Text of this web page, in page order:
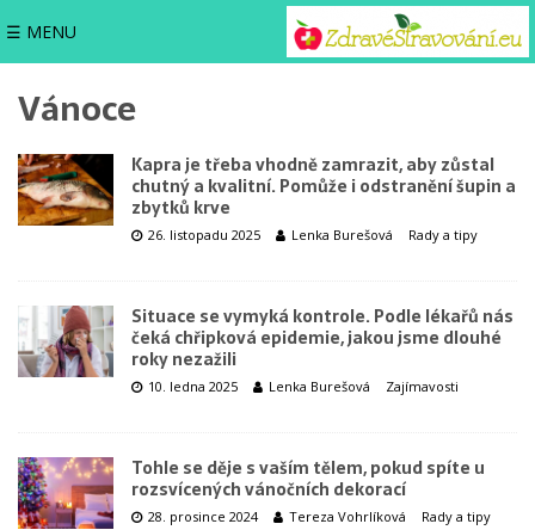
☰ MENU
Vánoce
Kapra je třeba vhodně zamrazit, aby zůstal
chutný a kvalitní. Pomůže i odstranění šupin a
zbytků krve
26. listopadu 2025 Lenka Burešová Rady a tipy
Situace se vymyká kontrole. Podle lékařů nás
čeká chřipková epidemie, jakou jsme dlouhé
roky nezažili
10. ledna 2025 Lenka Burešová Zajímavosti
Tohle se děje s vaším tělem, pokud spíte u
rozsvícených vánočních dekorací
28. prosince 2024 Tereza Vohrlíková Rady a tipy